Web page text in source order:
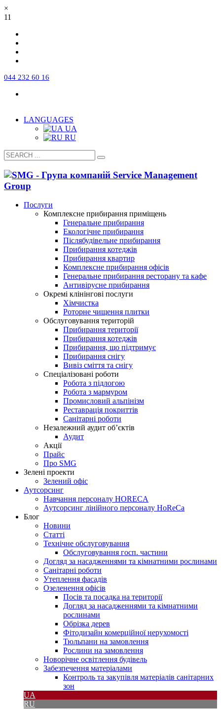
×
11
044 232 60 16
LANGUAGES
UA
RU
Послуги
Комплексне прибирання приміщень
Генеральне прибирання
Екологічне прибирання
Післябудівельне прибирання
Прибирання котеджів
Прибирання квартир
Комплексне прибирання офісів
Генеральне прибирання ресторану та кафе
Антивірусне прибирання
Окремі клінінгові послуги
Хімчистка
Роторне чищення плитки
Обслуговування територій
Прибирання території
Прибирання котеджів
Прибирання, що підтримує
Прибирання снігу
Вивіз сміття та снігу
Спеціалізовані роботи
Робота з підлогою
Робота з мармуром
Промисловий альпінізм
Реставрація покриттів
Санітарні роботи
Незалежний аудит об’єктів
Аудит
Акції
Прайс
Про SMG
Зелені проекти
Зелений офіс
Аутсорсинг
Навчання персоналу HORECA
Аутсорсинг лінійного персоналу HoReCa
Блог
Новини
Статті
Технічне обслуговування
Обслуговування госп. частини
Догляд за насадженнями та кімнатними рослинами
Санітарні роботи
Утеплення фасадів
Озеленення офісів
Посів та посадка на території
Догляд за насадженнями та кімнатними
рослинами
Обрізка дерев
Фітодизайн комерційної нерухомості
Тюльпани на замовлення
Рослини на замовлення
Новорічне освітлення будівель
Забезпечення матеріалами
Контроль та закупівля матеріалів санітарних
зон
UA
RU